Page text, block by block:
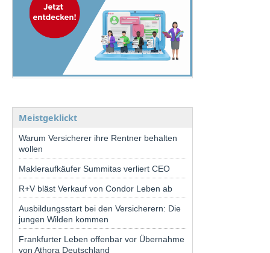
Meistgeklickt
Warum Versicherer ihre Rentner behalten
wollen
Makleraufkäufer Summitas verliert CEO
R+V bläst Verkauf von Condor Leben ab
Ausbildungsstart bei den Versicherern: Die
jungen Wilden kommen
Frankfurter Leben offenbar vor Übernahme
von Athora Deutschland